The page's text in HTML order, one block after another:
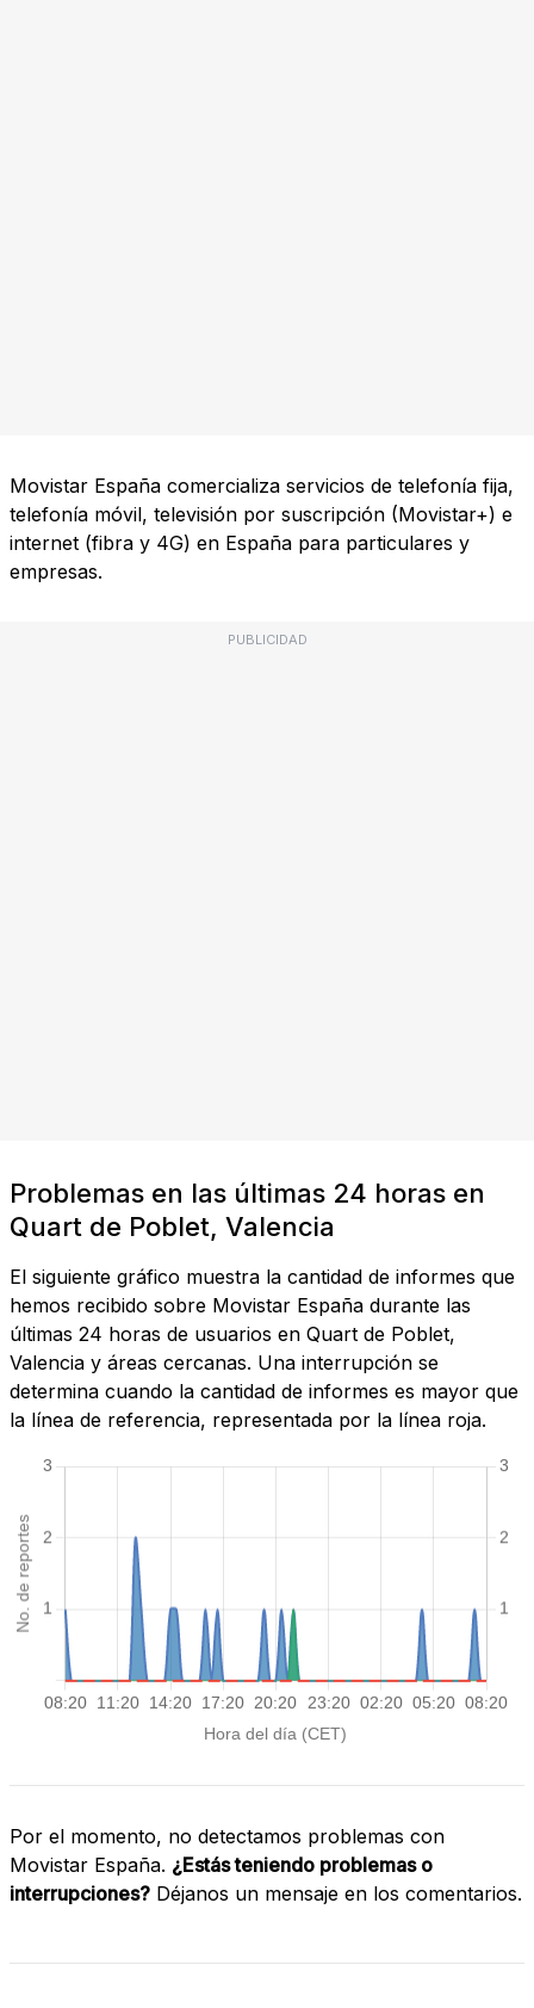
Movistar España comercializa servicios de telefonía fija,
telefonía móvil, televisión por suscripción (Movistar+) e
internet (fibra y 4G) en España para particulares y
empresas.
PUBLICIDAD
Problemas en las últimas 24 horas en
Quart de Poblet, Valencia
El siguiente gráfico muestra la cantidad de informes que
hemos recibido sobre Movistar España durante las
últimas 24 horas de usuarios en Quart de Poblet,
Valencia y áreas cercanas. Una interrupción se
determina cuando la cantidad de informes es mayor que
la línea de referencia, representada por la línea roja.
Por el momento, no detectamos problemas con
Movistar España. ¿Estás teniendo problemas o
interrupciones? Déjanos un mensaje en los comentarios.